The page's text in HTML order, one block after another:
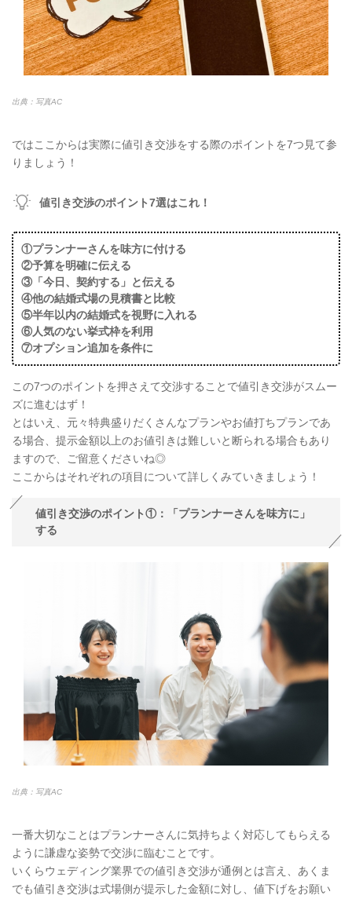
出典：写真AC
ではここからは実際に値引き交渉をする際のポイントを7つ見て参
りましょう！
値引き交渉のポイント7選はこれ！
①プランナーさんを味方に付ける
②予算を明確に伝える
③「今日、契約する」と伝える
④他の結婚式場の見積書と比較
⑤半年以内の結婚式を視野に入れる
⑥人気のない挙式枠を利用
⑦オプション追加を条件に
この7つのポイントを押さえて交渉することで値引き交渉がスムー
ズに進むはず！
とはいえ、元々特典盛りだくさんなプランやお値打ちプランであ
る場合、提示金額以上のお値引きは難しいと断られる場合もあり
ますので、ご留意くださいね◎
ここからはそれぞれの項目について詳しくみていきましょう！
値引き交渉のポイント①：「プランナーさんを味方に」
する
出典：写真AC
一番大切なことはプランナーさんに気持ちよく対応してもらえる
ように謙虚な姿勢で交渉に臨むことです。
いくらウェディング業界での値引き交渉が通例とは言え、あくま
でも値引き交渉は式場側が提示した金額に対し、値下げをお願い